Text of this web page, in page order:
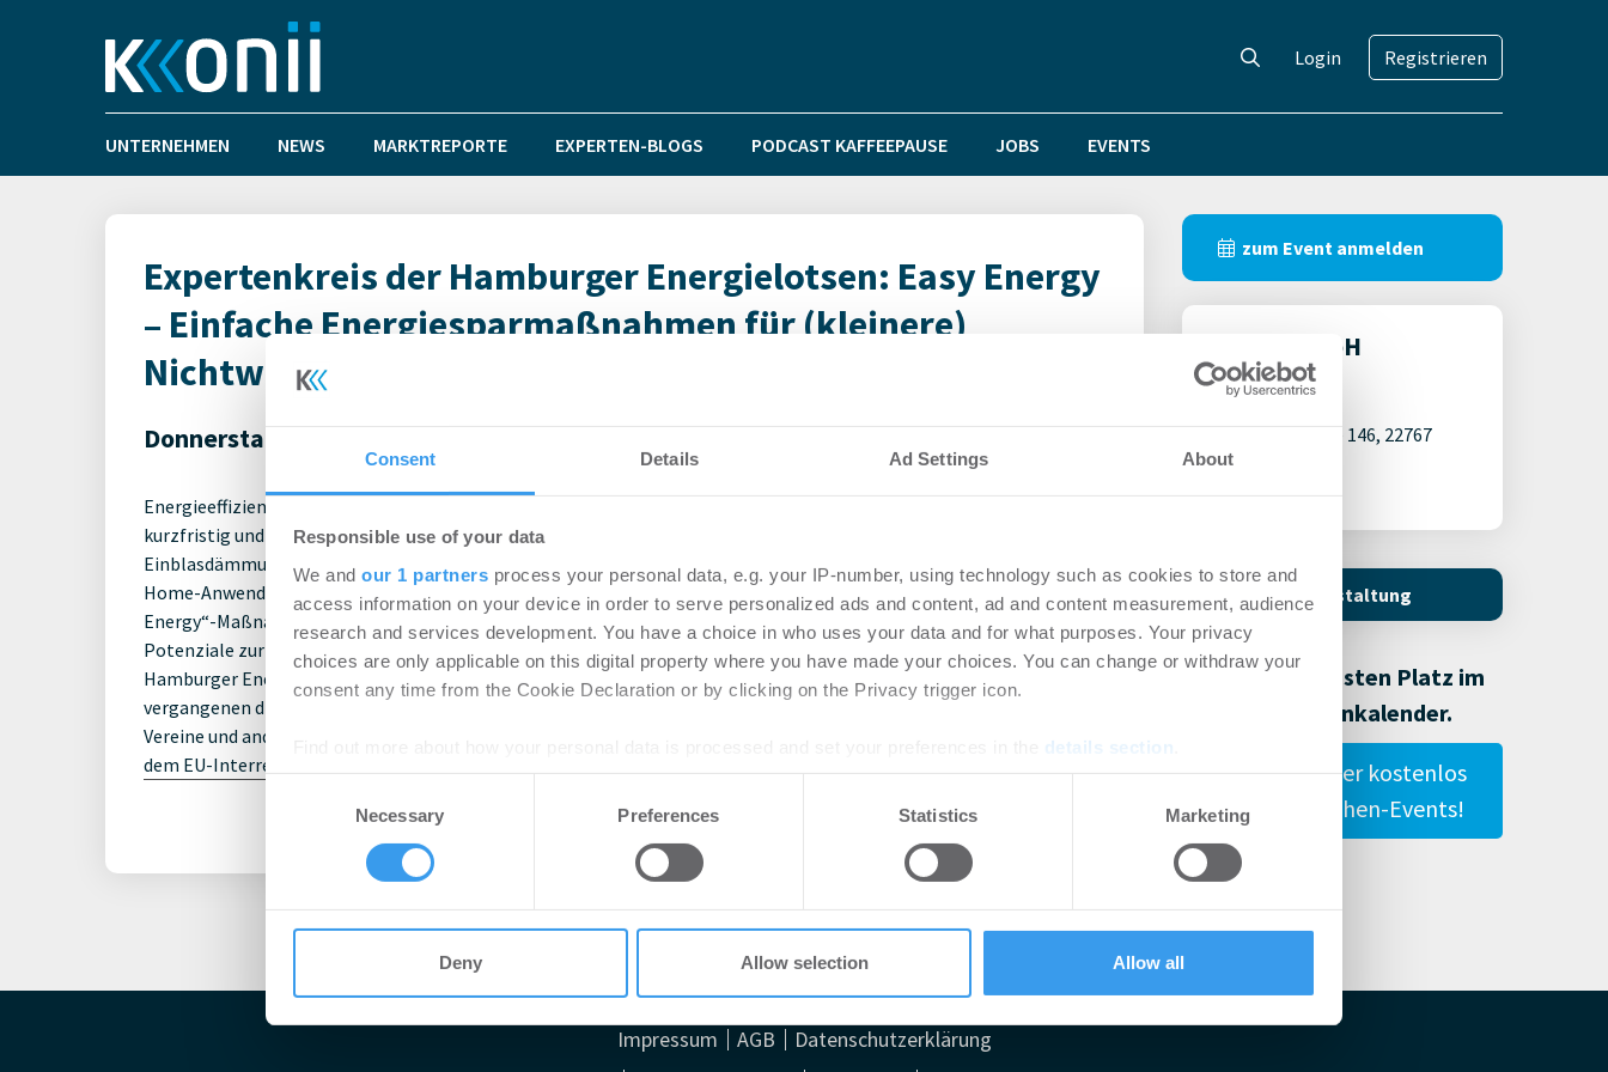
Consent Details Ad Settings About
Responsible use of your data
We and our 1 partners process your personal data, e.g. your IP-number, using technology such as cookies to store and
access information on your device in order to serve personalized ads and content, ad and content measurement, audience
research and services development. You have a choice in who uses your data and for what purposes. Your privacy
choices are only applicable on this digital property where you have made your choices. You can change or withdraw your
consent any time from the Cookie Declaration or by clicking on the Privacy trigger icon.
details section
We use cookies to personalise content and ads, to provide social media features and to analyse our traffic. We also share
other information that you’ve provided to them or that they’ve collected from your use of their services.
Consent
Necessary Preferences Statistics Marketing
Deny Allow selection Allow all
Login Registrieren
UNTERNEHMEN NEWS MARKTREPORTE EXPERTEN-BLOGS PODCAST KAFFEEPAUSE JOBS EVENTS
Expertenkreis der Hamburger Energielotsen: Easy Energy
– Einfache Energiesparmaßnahmen für (kleinere)
Nichtwohngebäude
Donnerstag, 17.September 2026 | 16:00 - 18:00
Energieeffizienz muss nicht kompliziert sein – viele Maßnahmen lassen sich auch ohne großen technischen Aufwand
kurzfristig und kostengünstig umsetzen. Dazu gehört beispielsweise die Dämmung von Leitungen, nachträgliche
Einblasdämmungen, optimierte Fensterverglasungen sowie der Einsatz intelligenter Thermostate und Smart-
Home-Anwendungen. Im Mittelpunkt des Expertenkreises stehen praxisnahe Ansätze zur Umsetzung solcher „Easy
Energy“-Maßnahmen. Vorgestellt werden Lösungen, die ohne umfangreiche Planung realisiert werden können und
Potenziale zur Reduzierung von Energieverbrauch, Betriebskosten und CO₂-Emissionen bieten. Der Expertenkreis der
Hamburger Energielotsen findet in Kooperation mit dem EU-Projekt „Easy Energy“ statt, das sich in den
vergangenen drei Jahren damit beschäftigt hat, wie insbesondere kleine und mittlere Nichtwohngebäude sowie
Vereine und andere Institutionen ihren Energieverbrauch mit sofort umsetzbaren Lösungen senken können. Mehr zu
dem EU-Interreg-Ostseeprojekt Easy Energy auf
zum Event anmelden
ZEBAU GmbH
Veranstalter
Große Elbstraße 146, 22767
Hamburg
22767 Hamburg
Onlineveranstaltung
Für Deinen festen Platz im
Immobilienkalender.
Publiziere hier kostenlos
Deine Branchen-Events!
Impressum AGB
Datenschutzerklärung